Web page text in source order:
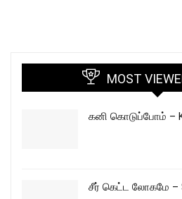
MOST
கனி கொடுப்போம் –
சீர் கெட்ட லோகமே –